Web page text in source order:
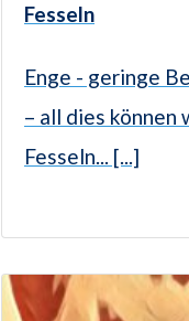
Fesseln
Enge - geringe
– all dies können
Fesseln... [...]